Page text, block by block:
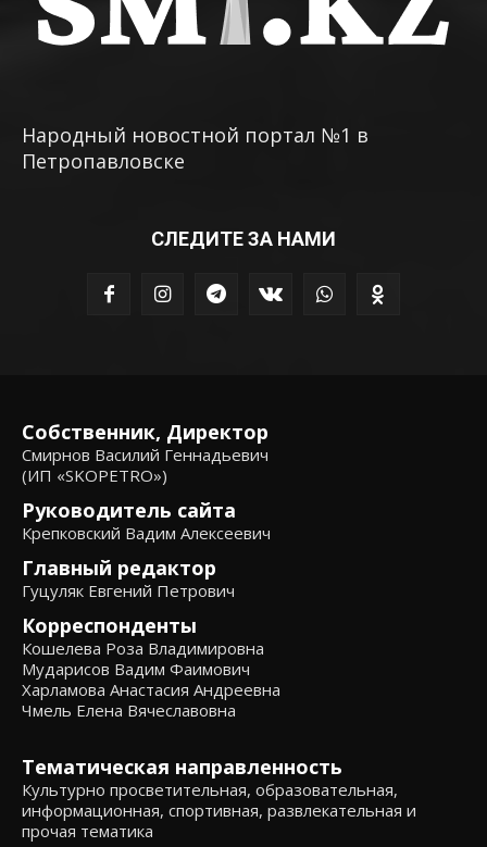
Народный новостной портал №1 в
Петропавловске
СЛЕДИТЕ ЗА НАМИ
Собственник, Директор
Смирнов Василий Геннадьевич
(ИП «SKOPETRO»)
Руководитель сайта
Крепковский Вадим Алексеевич
Главный редактор
Гуцуляк Евгений Петрович
Корреспонденты
Кошелева Роза Владимировна
Мударисов Вадим Фаимович
Харламова Анастасия Андреевна
Чмель Елена Вячеславовна
Тематическая направленность
Культурно просветительная, образовательная,
информационная, спортивная, развлекательная и
прочая тематика